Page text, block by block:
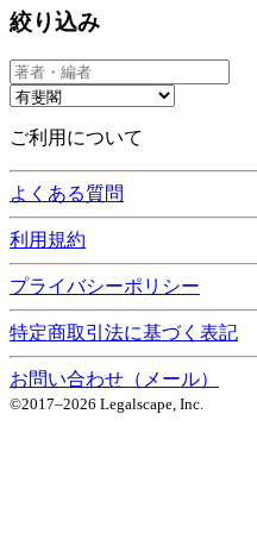
絞り込み
ご利用について
よくある質問
利用規約
プライバシーポリシー
特定商取引法に基づく表記
お問い合わせ（メール）
©2017–2026 Legalscape, Inc.